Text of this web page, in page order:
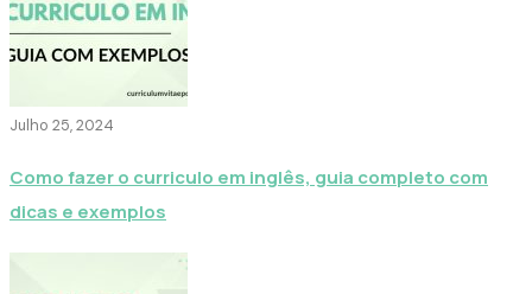
Julho 25, 2024
Como fazer o curriculo em inglês, guia completo com
dicas e exemplos